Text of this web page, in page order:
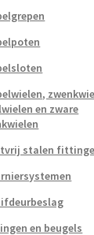
en zware
stalen
en beugels